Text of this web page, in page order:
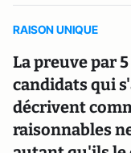
RAISON UNIQUE
La preuve par
candidats qui
décrivent
raisonnables